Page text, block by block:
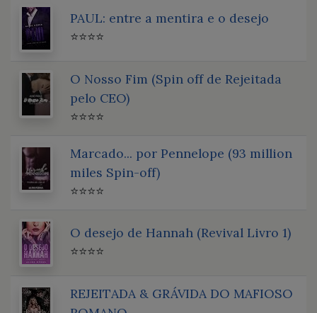
PAUL: entre a mentira e o desejo
⭐⭐⭐⭐
O Nosso Fim (Spin off de Rejeitada
pelo CEO)
⭐⭐⭐⭐
Marcado... por Pennelope (93 million
miles Spin-off)
⭐⭐⭐⭐
O desejo de Hannah (Revival Livro 1)
⭐⭐⭐⭐
REJEITADA & GRÁVIDA DO MAFIOSO